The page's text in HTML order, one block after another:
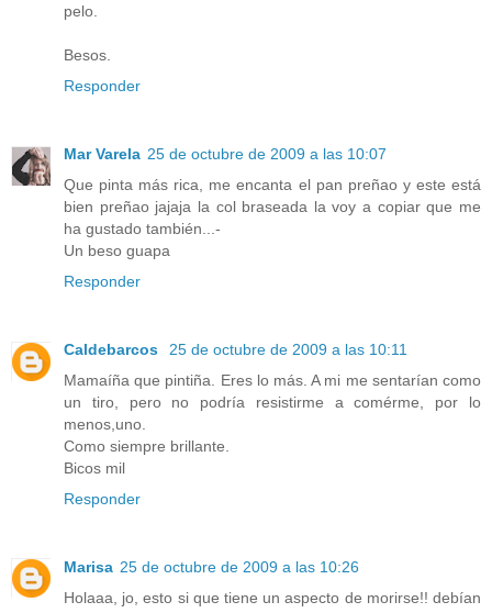
pelo.
Besos.
Responder
Mar Varela 25 de octubre de 2009 a las 10:07
Que pinta más rica, me encanta el pan preñao y este está
bien preñao jajaja la col braseada la voy a copiar que me
ha gustado también...-
Un beso guapa
Responder
Caldebarcos
25 de octubre de 2009 a las 10:11
Mamaíña que pintiña. Eres lo más. A mi me sentarían como
un tiro, pero no podría resistirme a comérme, por lo
menos,uno.
Como siempre brillante.
Bicos mil
Responder
Marisa 25 de octubre de 2009 a las 10:26
Holaaa, jo, esto si que tiene un aspecto de morirse!! debían